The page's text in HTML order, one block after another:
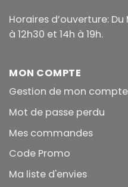
Horaires d’ouverture:
à 12h30 et 14h à 19h.
MON COMPTE
Gestion de mon compte
Mot de passe perdu
Mes commandes
Code Promo
Ma liste d'envies